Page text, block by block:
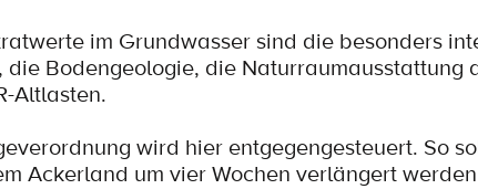
im Grundwasser sind die besonders
die Bodengeologie, die Naturraumausstattung
Altlasten.
wird hier entgegengesteuert. So
Ackerland um vier Wochen verlängert